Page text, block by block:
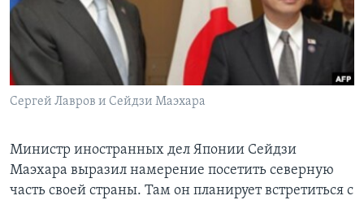
Learning English
СОЦИАЛЬНЫЕ СЕТИ
Языки
Сергей Лавров и Сейдзи Маэхара
Министр иностранных дел Японии Сейдзи
Маэхара выразил намерение посетить северную
часть своей страны. Там он планирует встретиться с